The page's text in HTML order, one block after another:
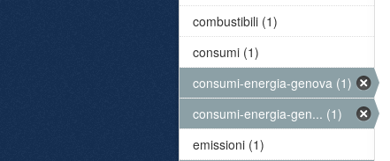
combustibili (1)
consumi (1)
consumi-energia-genova (1)
consumi-energia-gen... (1)
emissioni (1)